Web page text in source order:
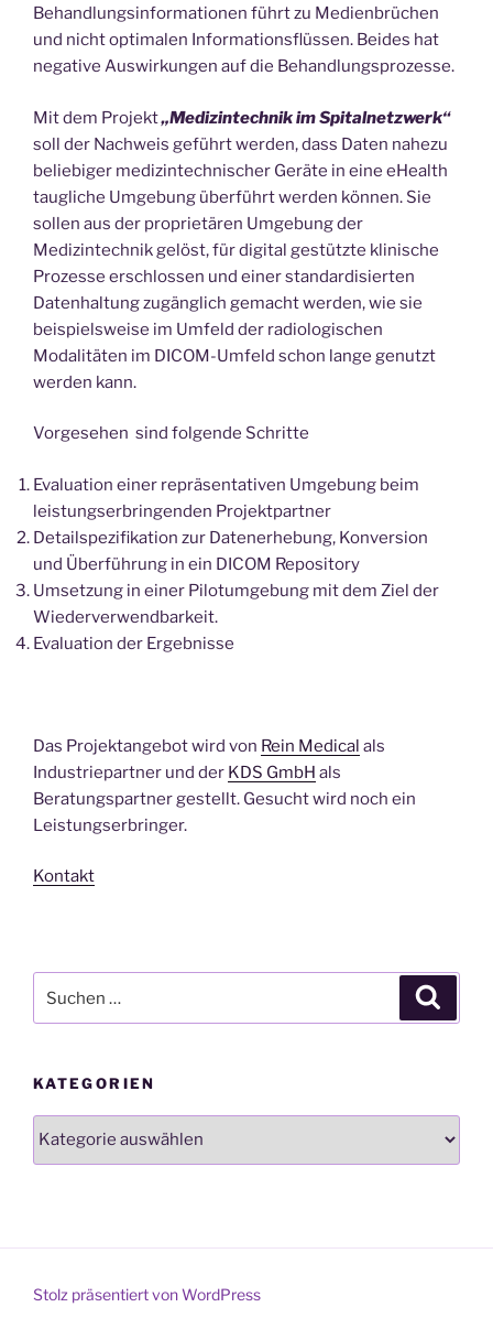
Behandlungsinformationen führt zu Medienbrüchen
und nicht optimalen Informationsflüssen. Beides hat
negative Auswirkungen auf die Behandlungsprozesse.
Mit dem Projekt„Medizintechnik im Spitalnetzwerk“
soll der Nachweis geführt werden, dass Daten nahezu
beliebiger medizintechnischer Geräte in eine eHealth
taugliche Umgebung überführt werden können. Sie
sollen aus der proprietären Umgebung der
Medizintechnik gelöst, für digital gestützte klinische
Prozesse erschlossen und einer standardisierten
Datenhaltung zugänglich gemacht werden, wie sie
beispielsweise im Umfeld der radiologischen
Modalitäten im DICOM-Umfeld schon lange genutzt
werden kann.
Vorgesehen sind folgende Schritte
Evaluation einer repräsentativen Umgebung beim
leistungserbringenden Projektpartner
Detailspezifikation zur Datenerhebung, Konversion
und Überführung in ein DICOM Repository
Umsetzung in einer Pilotumgebung mit dem Ziel der
Wiederverwendbarkeit.
Evaluation der Ergebnisse
Das Projektangebot wird von Rein Medical als
Industriepartner und der KDS GmbH als
Beratungspartner gestellt. Gesucht wird noch ein
Leistungserbringer.
Kontakt
nach:
KATEGORIEN
Stolz präsentiert von WordPress